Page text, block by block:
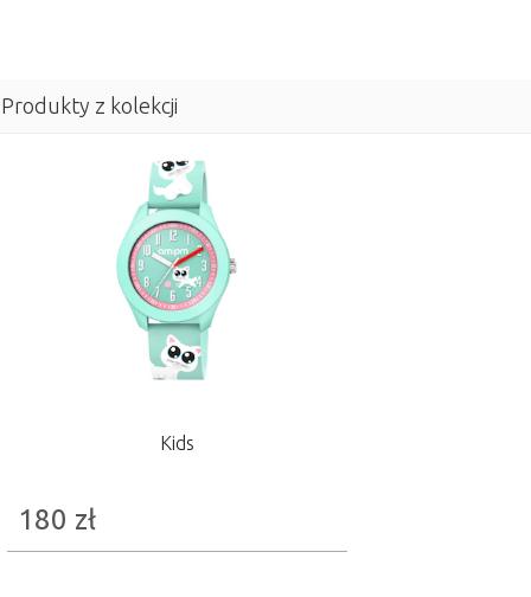
Produkty z kolekcji
Kids
180 zł